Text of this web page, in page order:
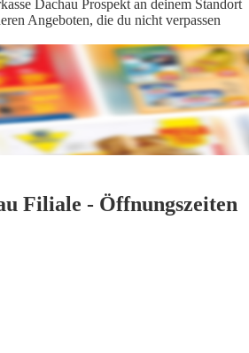
Dachau Prospekt an deinem Standort
Angeboten, die du nicht verpassen
Filiale - Öffnungszeiten